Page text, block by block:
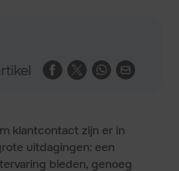
klantcontact zijn er in
uitdagingen: een
bieden, genoeg